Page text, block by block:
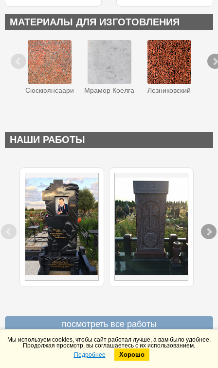
МАТЕРИАЛЫ ДЛЯ ИЗГОТОВЛЕНИЯ
Сюскюянсаари Мрамор Коелга Лезниковский
НАШИ РАБОТЫ
посмотреть все работы
Telegram
Мы используем cookies, чтобы сайт работал лучше, а вам было удобнее.
Продолжая просмотр, вы соглашаетесь с их использованием.
Подробнее
Хорошо